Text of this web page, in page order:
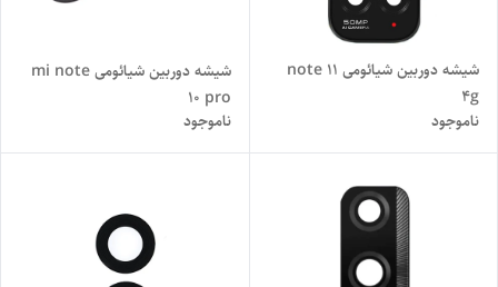
شیشه دوربین شیائومی note 11
4g
ناموجود
شیشه دوربین شیائومی mi note
10 pro
ناموجود